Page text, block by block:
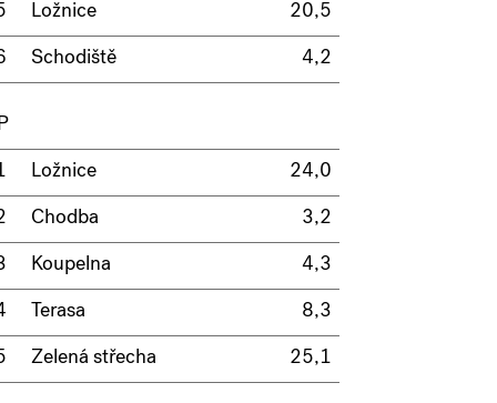
Ložnice 20,5
Schodiště 4,2
Ložnice 24,0
Chodba 3,2
Koupelna 4,3
Terasa 8,3
Zelená střecha 25,1